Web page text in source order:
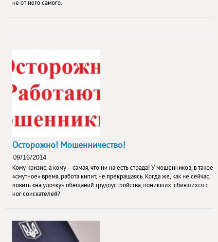
не от него самого.
Осторожно! Мошенничество!
Кому кризис, а кому – самая, что ни на есть страда! У мошенников, в такое
«смутное» время, работа кипит, не прекращаясь. Когда же, как не сейчас,
ловить «на удочку» обещаний трудоустройства, поникших, сбившихся с
ног соискателей?